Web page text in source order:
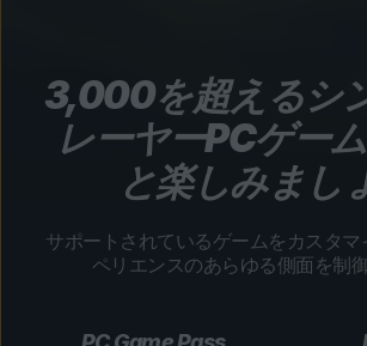
3,000を超えるシ
レーヤーPCゲー
と楽しみまし
サポートされているゲームをカスタマ
ペリエンスのあらゆる側面を制御